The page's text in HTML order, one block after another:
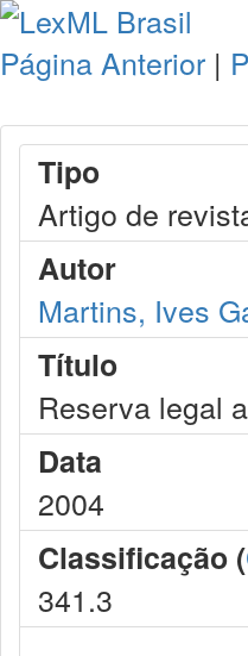
Página Anterior |
Tipo
Artigo de
Autor
Martins, Ives
Título
Reserva legal
Data
2004
Classificação (
341.3